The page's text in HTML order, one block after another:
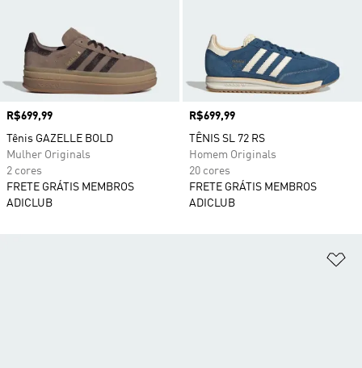
Preço
R$699,99
Tênis GAZELLE BOLD
Mulher Originals
2 cores
FRETE GRÁTIS MEMBROS
ADICLUB
Preço
R$699,99
TÊNIS SL 72 RS
Homem Originals
20 cores
FRETE GRÁTIS MEMBROS
ADICLUB